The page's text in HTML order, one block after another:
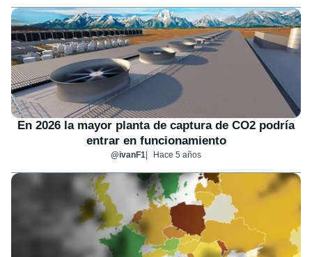
En 2026 la mayor planta de captura de CO2 podría
entrar en funcionamiento
@ivanF1 Hace 5 años